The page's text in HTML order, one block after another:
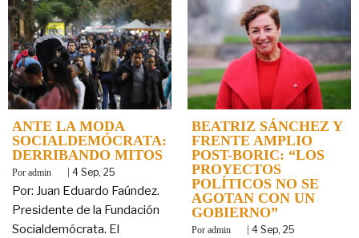
ANTE LA MODA
SOCIALDEMÓCRATA:
DERRIBANDO MITOS
By admin 4 Sep, 25
Por: Juan Eduardo Faúndez.
Presidente de la Fundación
Socialdemócrata. El
BEATRIZ SÁNCHEZ Y
FRENTE AMPLIO
POST-BORIC: “LOS
PROYECTOS
POLÍTICOS NO SE
AGOTAN CON UN
GOBIERNO”
By admin 4 Sep, 25